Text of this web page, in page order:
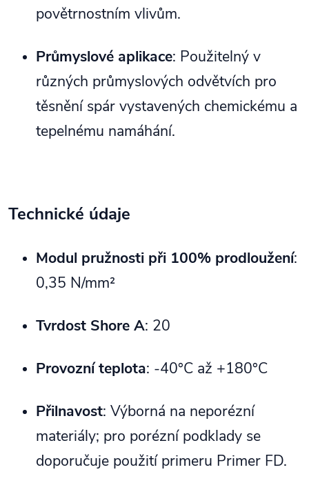
povětrnostním vlivům.
Průmyslové aplikace: Použitelný v
různých průmyslových odvětvích pro
těsnění spár vystavených chemickému a
tepelnému namáhání.
Technické údaje
Modul pružnosti při 100% prodloužení:
0,35 N/mm²
Tvrdost Shore A: 20
Provozní teplota: -40°C až +180°C
Přilnavost: Výborná na neporézní
materiály; pro porézní podklady se
doporučuje použití primeru Primer FD.